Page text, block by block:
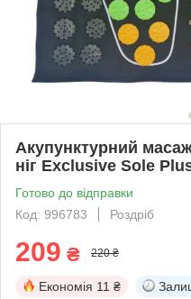
Акупунктурний
ніг Exclusive Sole
Готово до відправки
Код: 996783
Роздріб
209 ₴ 220 ₴
Економія 11 ₴